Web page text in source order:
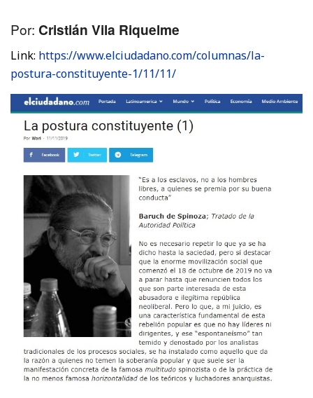
Por: Cristián Vila Riquelme
Link: https://www.elciudadano.com/columnas/la-
postura-constituyente-1/11/11/